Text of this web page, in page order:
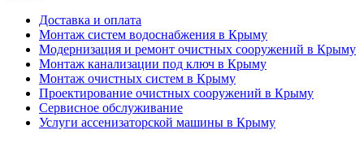
Доставка и оплата
Монтаж систем водоснабжения в Крыму
Модернизация и ремонт очистных сооружений в Крыму
Монтаж канализации под ключ в Крыму
Монтаж очистных систем в Крыму
Проектирование очистных сооружений в Крыму
Сервисное обслуживание
Услуги ассенизаторской машины в Крыму